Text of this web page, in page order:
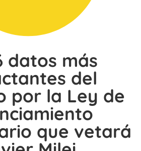
datos más
del
por la Ley de
que vetará